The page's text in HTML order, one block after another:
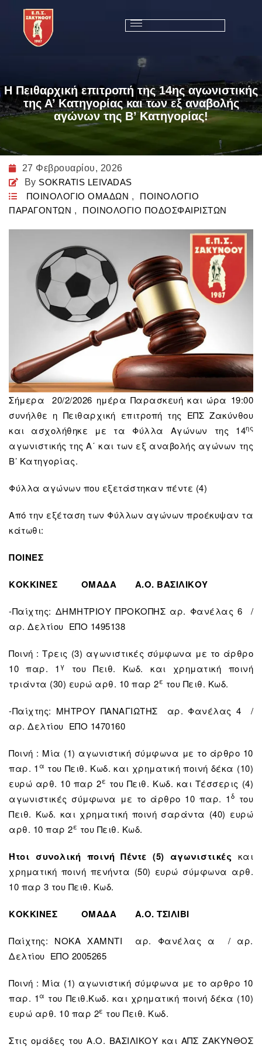
Η Πειθαρχική επιτροπή της 14ης αγωνιστικής
της Α’ Κατηγορίας και των εξ αναβολής
αγώνων της Β’ Κατηγορίας!
27 Φεβρουαρίου, 2026
By SOKRATIS LEIVADAS
ΠΟΙΝΟΛΟΓΙΟ ΟΜΑΔΩΝ ,
ΠΟΙΝΟΛΟΓΙΟ
ΠΑΡΑΓΟΝΤΩΝ , ΠΟΙΝΟΛΟΓΙΟ ΠΟΔΟΣΦΑΙΡΙΣΤΩΝ
Σήμερα 20/2/2026 ημέρα Παρασκευή και ώρα 19:00
συνήλθε η Πειθαρχική επιτροπή της ΕΠΣ Ζακύνθου
και ασχολήθηκε με τα Φύλλα Αγώνων της 14ης
αγωνιστικής της Α΄ και των εξ αναβολής αγώνων της
Β’ Κατηγορίας.
Φύλλα αγώνων που εξετάστηκαν πέντε (4)
Από την εξέταση των Φύλλων αγώνων προέκυψαν τα
κάτωθι:
ΠΟΙΝΕΣ
ΚΟΚΚΙΝΕΣ ΟΜΑΔΑ Α.Ο. ΒΑΣΙΛΙΚΟΥ
-Παίχτης: ΔΗΜΗΤΡΙΟΥ ΠΡΟΚΟΠΗΣ αρ. Φανέλας 6 /
αρ. Δελτίου ΕΠΟ 1495138
Ποινή : Τρεις (3) αγωνιστικές σύμφωνα με το άρθρο
10 παρ. 1 γ
του Πειθ. Κωδ. και χρηματική ποινή
τριάντα (30) ευρώ αρθ. 10 παρ 2ε του Πειθ. Κωδ.
-Παίχτης: ΜΗΤΡΟΥ ΠΑΝΑΓΙΩΤΗΣ αρ. Φανέλας 4 /
αρ. Δελτίου ΕΠΟ 1470160
Ποινή : Μία (1) αγωνιστική σύμφωνα με το άρθρο 10
παρ. 1α του Πειθ. Κωδ. και χρηματική ποινή δέκα (10)
ευρώ αρθ. 10 παρ 2ε του Πειθ. Κωδ. και Τέσσερις (4)
αγωνιστικές σύμφωνα με το άρθρο 10 παρ. 1δ του
Πειθ. Κωδ. και χρηματική ποινή σαράντα (40) ευρώ
αρθ. 10 παρ 2ε του Πειθ. Κωδ.
Ήτοι συνολική ποινή Πέντε (5) αγωνιστικές και
χρηματική ποινή πενήντα (50) ευρώ σύμφωνα αρθ.
10 παρ 3 του Πειθ. Κωδ.
ΚΟΚΚΙΝΕΣ ΟΜΑΔΑ Α.Ο. ΤΣΙΛΙΒΙ
Παίχτης: ΝΟΚΑ ΧΑΜΝΤΙ αρ. Φανέλας α / αρ.
Δελτίου ΕΠΟ 2005265
Ποινή : Μία (1) αγωνιστική σύμφωνα με το αρθρο 10
παρ. 1α του Πειθ.Κωδ. και χρηματική ποινή δέκα (10)
ευρώ αρθ. 10 παρ 2ε του Πειθ. Κωδ.
Στις ομάδες του Α.Ο. ΒΑΣΙΛΙΚΟΥ και ΑΠΣ ΖΑΚΥΝΘΟΣ